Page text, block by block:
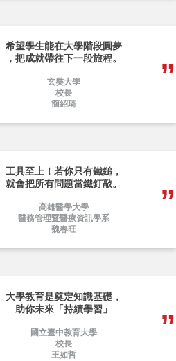
希望學生能在大學階段圓夢
，把成就帶往下一段旅程。
玄奘大學
校長
簡紹琦
工具至上！若你只有鐵鎚，
就會把所有問題當鐵釘敲。
高雄醫學大學
醫務管理暨醫療資訊學系
魏春旺
大學教育是奠定知識基礎，
助你未來「持續學習」
國立臺中教育大學
校長
王如哲